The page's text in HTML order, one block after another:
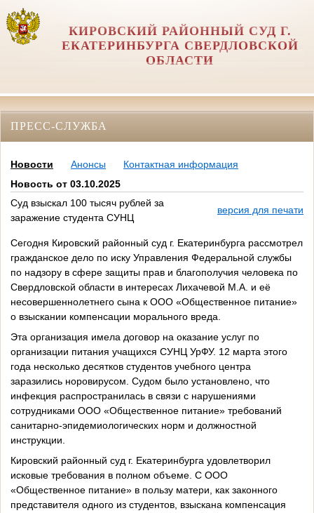
КИРОВСКИЙ РАЙОННЫЙ СУД Г.
ЕКАТЕРИНБУРГА СВЕРДЛОВСКОЙ
ОБЛАСТИ
ПРЕСС-СЛУЖБА
Новости Анонсы
Контактная информация
Новость от 03.10.2025
Суд взыскал 100 тысяч рублей за
заражение студента СУНЦ
версия для печати
Сегодня Кировский районный суд г. Екатеринбурга рассмотрел
гражданское дело по иску Управления Федеральной службы
по надзору в сфере защиты прав и благополучия человека по
Свердловской области в интересах Лихачевой М.А. и её
несовершеннолетнего сына к ООО «Общественное питание»
о взыскании компенсации морального вреда.
Эта организация имела договор на оказание услуг по
организации питания учащихся СУНЦ УрФУ. 12 марта этого
года несколько десятков студентов учебного центра
заразились норовирусом. Судом было установлено, что
инфекция распространилась в связи с нарушениями
сотрудниками ООО «Общественное питание» требований
санитарно-эпидемиологических норм и должностной
инструкции.
Кировский районный суд г. Екатеринбурга удовлетворил
исковые требования в полном объеме. С ООО
«Общественное питание» в пользу матери, как законного
представителя одного из студентов, взыскана компенсация